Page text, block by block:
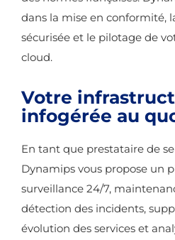
dans la mise en conformité,
sécurisée et le pilotage de
cloud.
Votre
infogérée au
En tant que prestataire de
Dynamips vous propose un
surveillance 24/7,
détection des incidents,
évolution des services et